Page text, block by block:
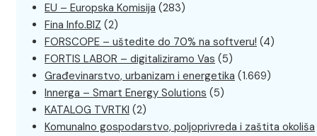
EU – Europska Komisija (283)
Fina Info.BIZ (2)
FORSCOPE – uštedite do 70% na softveru! (4)
FORTIS LABOR – digitaliziramo Vas (5)
Građevinarstvo, urbanizam i energetika (1.669)
Innerga – Smart Energy Solutions (5)
KATALOG TVRTKI (2)
Komunalno gospodarstvo, poljoprivreda i zaštita okoliša